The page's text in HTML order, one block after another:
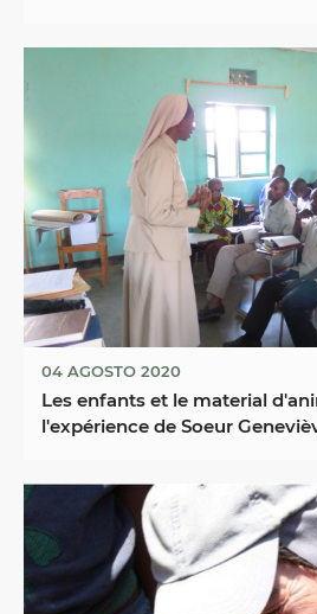
04 AGOSTO 2020
Les enfants et le material
l'expérience de Soeur